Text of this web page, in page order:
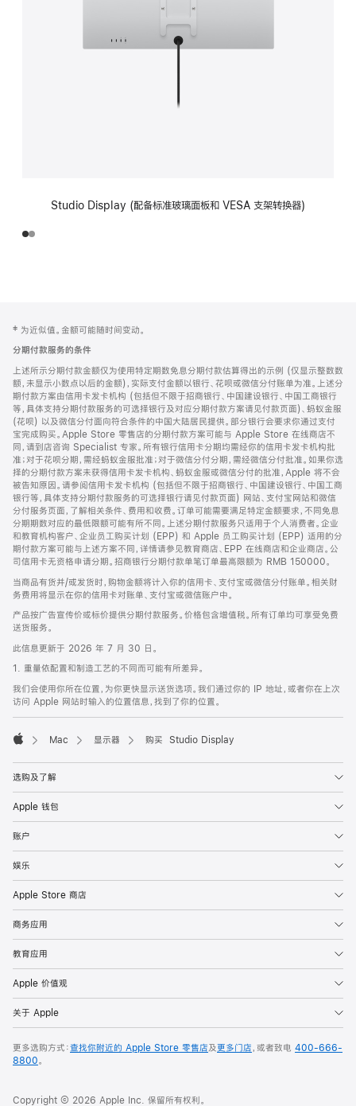
Studio Display (配备标准玻璃面板和 VESA 支架转换器)
页
页
脚
注
‡ 为近似值。金额可能随时间变动。
分期付款服务的条件
上述所示分期付款金额仅为使用特定期数免息分期付款估算得出的示例 (仅显示整数数
额，未显示小数点以后的金额)，实际支付金额以银行、花呗或微信分付账单为准。上述分
期付款方案由信用卡发卡机构 (包括但不限于招商银行、中国建设银行、中国工商银行
等，具体支持分期付款服务的可选择银行及对应分期付款方案请见付款页面)、蚂蚁金服
(花呗) 以及微信分付面向符合条件的中国大陆居民提供。部分银行会要求你通过支付
宝完成购买。Apple Store 零售店的分期付款方案可能与 Apple Store 在线商店不
同，请到店咨询 Specialist 专家。所有银行信用卡分期均需经你的信用卡发卡机构批
准；对于花呗分期，需经蚂蚁金服批准；对于微信分付分期，需经微信分付批准。如果你选
择的分期付款方案未获得信用卡发卡机构、蚂蚁金服或微信分付的批准，Apple 将不会
被告知原因。请参阅信用卡发卡机构 (包括但不限于招商银行、中国建设银行、中国工商
银行等，具体支持分期付款服务的可选择银行请见付款页面) 网站、支付宝网站和微信
分付服务页面，了解相关条件、费用和收费。订单可能需要满足特定金额要求，不同免息
分期期数对应的最低限额可能有所不同。上述分期付款服务只适用于个人消费者。企业
和教育机构客户、企业员工购买计划 (EPP) 和 Apple 员工购买计划 (EPP) 适用的分
期付款方案可能与上述方案不同，详情请参见教育商店、EPP 在线商店和企业商店。公
司信用卡无资格申请分期。招商银行分期付款单笔订单最高限额为 RMB 150000。
当商品有货并/或发货时，购物金额将计入你的信用卡、支付宝或微信分付账单。相关财
务费用将显示在你的信用卡对账单、支付宝或微信账户中。
产品按广告宣传价或标价提供分期付款服务。价格包含增值税。所有订单均可享受免费
送货服务。
此信息更新于 2026 年 7 月 30 日。
1. 重量依配置和制造工艺的不同而可能有所差异。
我们会使用你所在位置，为你更快显示送货选项。我们通过你的 IP 地址，或者你在上次
访问 Apple 网站时输入的位置信息，找到了你的位置。
Mac 显示器 购买 Studio Display
选购及了解
Apple 钱包
账户
娱乐
Apple Store 商店
商务应用
教育应用
Apple 价值观
关于 Apple
更多选购方式：查找你附近的 Apple Store 零售店及更多门店，或者致电 400-666-
8800。
Copyright © 2026 Apple Inc. 保留所有权利。